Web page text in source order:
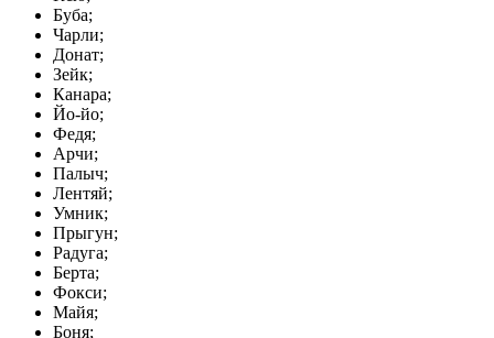
Буба;
Чарли;
Донат;
Зейк;
Канара;
Йо-йо;
Федя;
Арчи;
Палыч;
Лентяй;
Умник;
Прыгун;
Радуга;
Берта;
Фокси;
Майя;
Боня;